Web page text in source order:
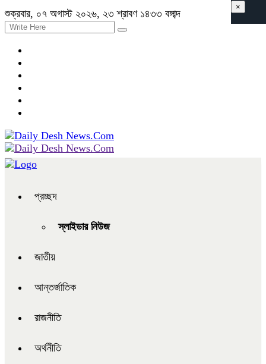
শুক্রবার, ০৭ অগাস্ট ২০২৬, ২৩ শ্রাবণ ১৪৩৩ বঙ্গাব্দ
প্রচ্ছদ
স্লাইডার নিউজ
জাতীয়
আন্তর্জাতিক
রাজনীতি
অর্থনীতি
×